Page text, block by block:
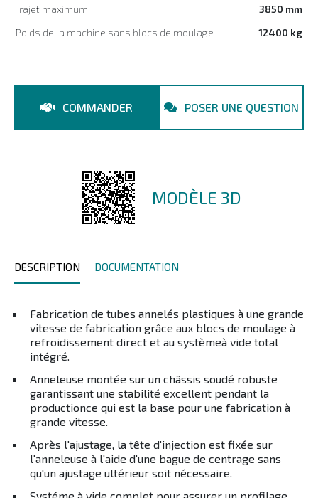
Trajet maximum
3850 mm
Poids de la machine sans blocs de moulage
12400 kg
COMMANDER POSER UNE QUESTION
DESCRIPTION DOCUMENTATION
MODÈLE 3D
Fabrication de tubes annelés plastiques à une grande
vitesse de fabrication grâce aux blocs de moulage à
refroidissement direct et au systèmeà vide total
intégré.
Anneleuse montée sur un châssis soudé robuste
garantissant une stabilité excellent pendant la
productionce qui est la base pour une fabrication à
grande vitesse.
Après l'ajustage, la tête d'injection est fixée sur
l'anneleuse à l'aide d'une bague de centrage sans
qu'un ajustage ultérieur soit nécessaire.
Systéme à vide complet pour assurer un profilage